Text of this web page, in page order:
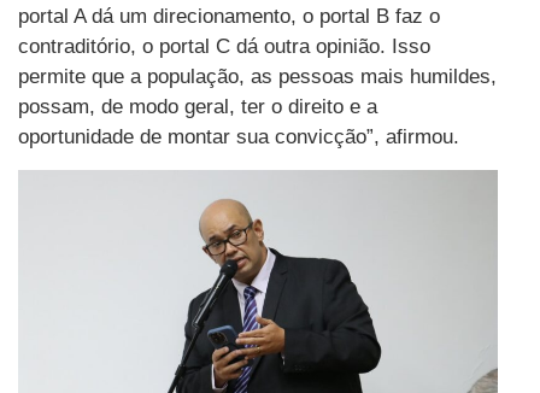
portal A dá um direcionamento, o portal B faz o
contraditório, o portal C dá outra opinião. Isso
permite que a população, as pessoas mais humildes,
possam, de modo geral, ter o direito e a
oportunidade de montar sua convicção”, afirmou.